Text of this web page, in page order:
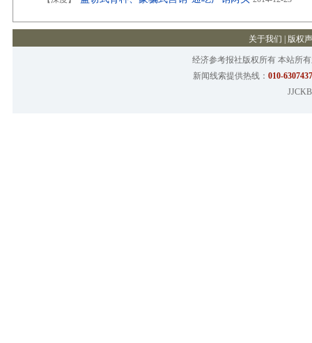
关于我们 版权
经济参考报社版权所有 本站所
新闻线索提供热线： 010-